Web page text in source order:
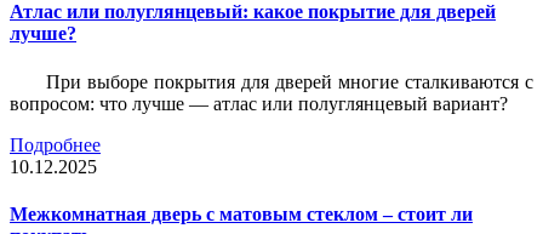
Атлас или полуглянцевый: какое покрытие для дверей
лучше?
При выборе покрытия для дверей многие сталкиваются с
вопросом: что лучше — атлас или полуглянцевый вариант?
Подробнее
10.12.2025
Межкомнатная дверь с матовым стеклом – стоит ли